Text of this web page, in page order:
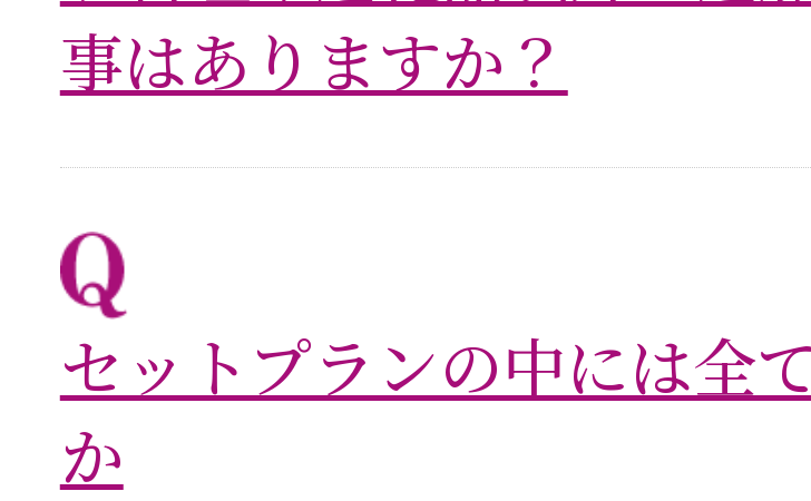
事はありますか？
セットプランの中には全
か